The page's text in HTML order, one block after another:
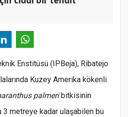
Enstitüsü (IPBeja), Ribatejo
Kuzey Amerika kökenli
palmeribitkisinin
3 metreye kadar ulaşabilen bu